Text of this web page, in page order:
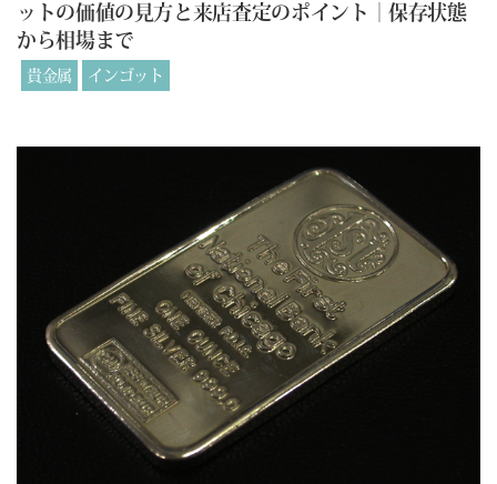
ットの価値の見方と来店査定のポイント｜保存状態
から相場まで
貴金属 インゴット